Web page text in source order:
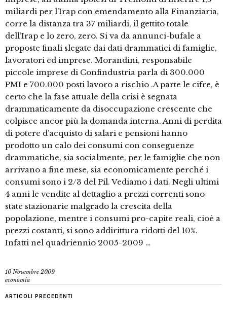
miliardi per l’Irap con emendamento alla Finanziaria,
corre la distanza tra 37 miliardi, il gettito totale
dell’Irap e lo zero, zero. Si va da annunci-bufale a
proposte finali slegate dai dati drammatici di famiglie,
lavoratori ed imprese. Morandini, responsabile
piccole imprese di Confindustria parla di 300.000
PMI e 700.000 posti lavoro a rischio .A parte le cifre, è
certo che la fase attuale della crisi è segnata
drammaticamente da disoccupazione crescente che
colpisce ancor più la domanda interna. Anni di perdita
di potere d’acquisto di salari e pensioni hanno
prodotto un calo dei consumi con conseguenze
drammatiche, sia socialmente, per le famiglie che non
arrivano a fine mese, sia economicamente perché i
consumi sono i 2/3 del Pil. Vediamo i dati. Negli ultimi
4 anni le vendite al dettaglio a prezzi correnti sono
state stazionarie malgrado la crescita della
popolazione, mentre i consumi pro-capite reali, cioè a
prezzi costanti, si sono addirittura ridotti del 10%.
Infatti nel quadriennio 2005-2009 …
10 Novembre 2009
economia
ARTICOLI PRECEDENTI